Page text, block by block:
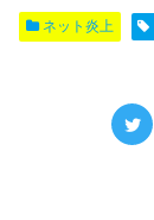
ネット炎上